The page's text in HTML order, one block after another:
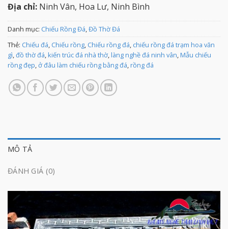
Địa chỉ: Ninh Vân, Hoa Lư, Ninh Bình
Danh mục: Chiếu Rồng Đá,Đồ Thờ Đá
Thẻ: Chiếu đá, Chiếu rồng, Chiếu rồng đá, chiếu rồng đá trạm hoa văn
gì,đồ thờ đá,kiến trúc đá nhà thờ,làng nghề đá ninh vân,Mẫu chiếu
rồng đẹp,ở đâu làm chiếu rồng bằng đá,rồng đá
MÔ TẢ
ĐÁNH GIÁ (0)